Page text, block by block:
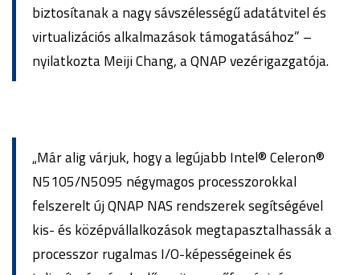
biztosítanak a nagy sávszélességű adatátvitel és
virtualizációs alkalmazások támogatásához” –
nyilatkozta Meiji Chang, a QNAP vezérigazgatója.
„Már alig várjuk, hogy a legújabb Intel® Celeron®
N5105/N5095 négymagos processzorokkal
felszerelt új QNAP NAS rendszerek segítségével
kis- és középvállalkozások megtapasztalhassák a
processzor rugalmas I/O-képességeinek és